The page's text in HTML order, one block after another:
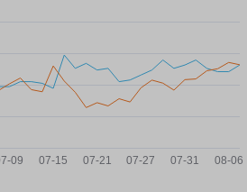
月17日盘中跌幅达5%